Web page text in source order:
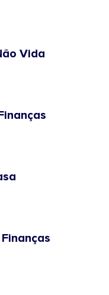
Vida